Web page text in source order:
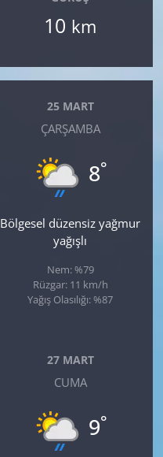
10 km
25 MART
ÇARŞAMBA
8°
Bölgesel düzensiz yağmur
yağışlı
Nem: %79
Rüzgar: 11 km/h
Yağış Olasılığı: %87
27 MART
CUMA
9°